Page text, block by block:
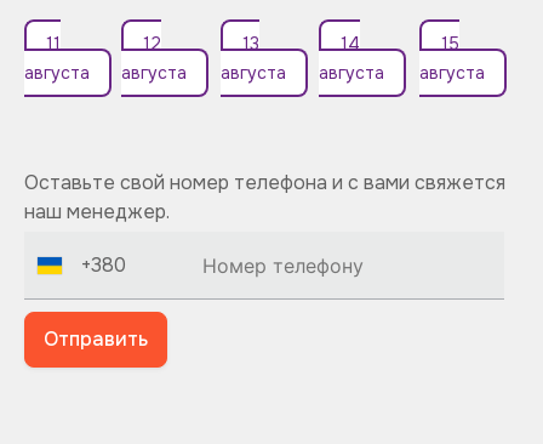
11
августа
12
августа
13
августа
14
августа
15
августа
Оставьте свой номер телефона и с вами свяжется
наш менеджер.
+380
Отправить